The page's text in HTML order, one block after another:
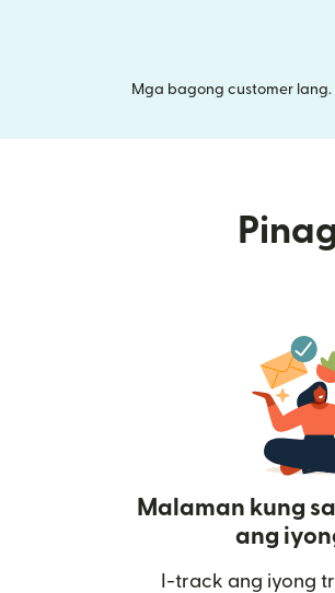
Mga bagong customer
Malaman kung
ang
I-track ang iyong